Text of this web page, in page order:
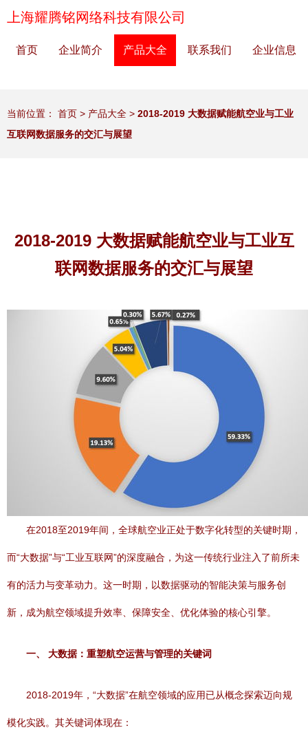
上海耀腾铭网络科技有限公司
首页 企业简介 产品大全 联系我们 企业信息
当前位置： 首页 > 产品大全 > 2018-2019 大数据赋能航空业与工业
互联网数据服务的交汇与展望
2018-2019 大数据赋能航空业与工业互
联网数据服务的交汇与展望
在2018至2019年间，全球航空业正处于数字化转型的关键时期，
而“大数据”与“工业互联网”的深度融合，为这一传统行业注入了前所未
有的活力与变革动力。这一时期，以数据驱动的智能决策与服务创
新，成为航空领域提升效率、保障安全、优化体验的核心引擎。
一、 大数据：重塑航空运营与管理的关键词
2018-2019年，“大数据”在航空领域的应用已从概念探索迈向规
模化实践。其关键词体现在：